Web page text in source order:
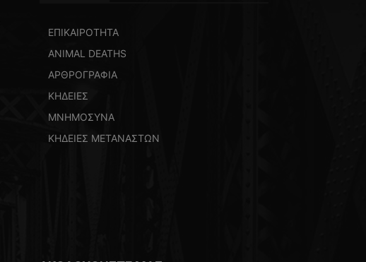
ΕΠΙΚΑΙΡΟΤΗΤΑ
ANIMAL DEATHS
ΑΡΘΡΟΓΡΑΦΙΑ
ΚΗΔΕΙΕΣ
ΜΝΗΜΟΣΥΝΑ
ΚΗΔΕΙΕΣ ΜΕΤΑΝΑΣΤΩΝ